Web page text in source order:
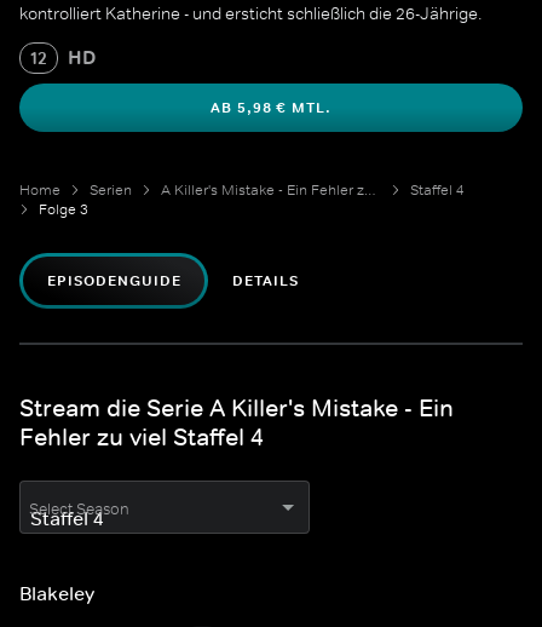
kontrolliert Katherine - und ersticht schließlich die 26-Jährige.
12 HD
AB 5,98 € MTL.
Home Serien A Killer's Mistake - Ein Fehler zu viel
Staffel 4
Folge 3
EPISODENGUIDE DETAILS
Stream die Serie A Killer's Mistake - Ein
Fehler zu viel Staffel 4
Select Season
Blakeley